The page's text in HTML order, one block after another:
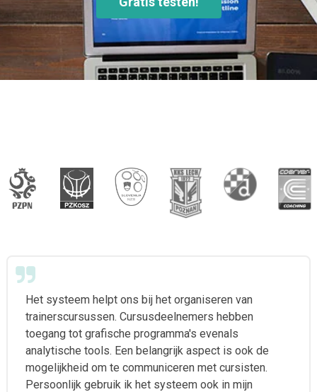
Het systeem helpt ons bij het organiseren van
trainerscursussen. Cursusdeelnemers hebben
toegang tot grafische programma's evenals
analytische tools. Een belangrijk aspect is ook de
mogelijkheid om te communiceren met cursisten.
Persoonlijk gebruik ik het systeem ook in mijn